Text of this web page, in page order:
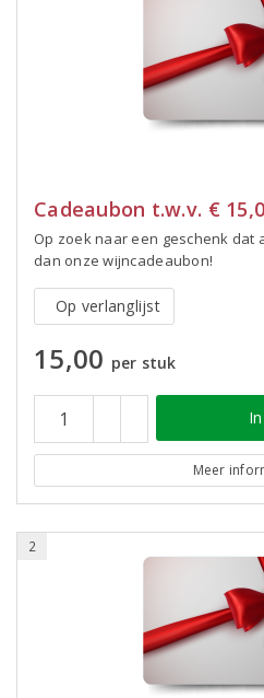
Cadeaubon t.w.v. €
Op zoek naar een geschenk dat
dan onze wijncadeaubon!
Op verlanglijst
15,00 per stuk
Meer
2